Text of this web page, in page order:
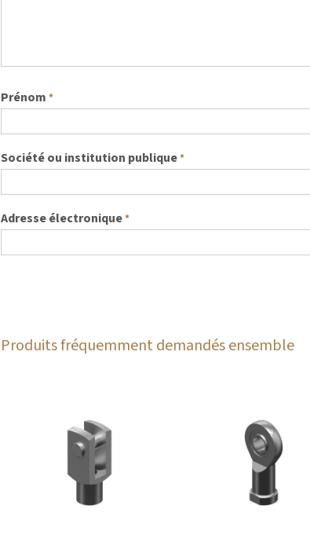
Prénom *
Société ou institution publique*
Adresse électronique*
Produits fréquemment demandés ensemble